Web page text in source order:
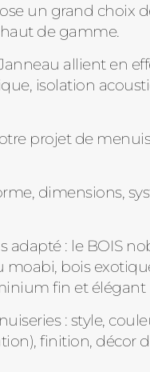
un grand choix
de gamme.
allient en
isolation
projet de
dimensions,
adapté : le BOIS
bois
fin et élégant
: style,
finition, décor